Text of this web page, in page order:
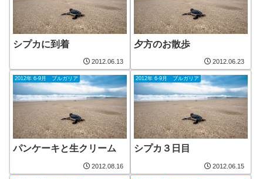
シプカに到着
2012.06.13
夕方のお散歩
2012.06.23
2012年 6-9月 ブルガリア
パンケーキと生クリーム
2012.08.16
2012年 6-9月 ブルガリア
シプカ３日目
2012.06.15